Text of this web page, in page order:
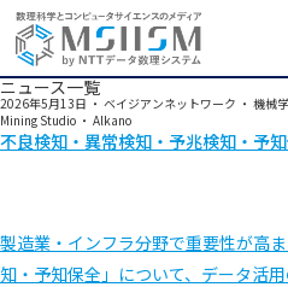
ニュース一覧
2026年5月13日 ・ ベイジアンネットワーク ・ 機械
Mining Studio ・ Alkano
不良検知・異常検知・予兆検知・予
製造業・インフラ分野で重要性が高
知・予知保全」について、データ活